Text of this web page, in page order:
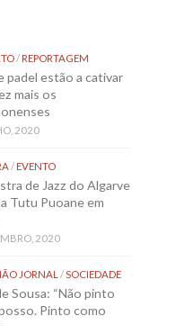
/REPORTAGEM
padel estão a cativar
mais os
2020
/EVENTO
de Jazz do Algarve
Tutu Puoane em
2020
JORNAL /SOCIEDADE
Sousa: “Não pinto
Pinto como